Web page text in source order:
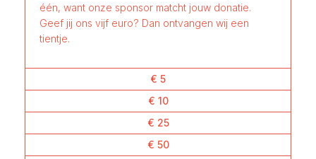
één, want onze sponsor matcht jouw donatie.
Geef jij ons vijf euro? Dan ontvangen wij een
tientje.
€ 5
€ 10
€ 25
€ 50